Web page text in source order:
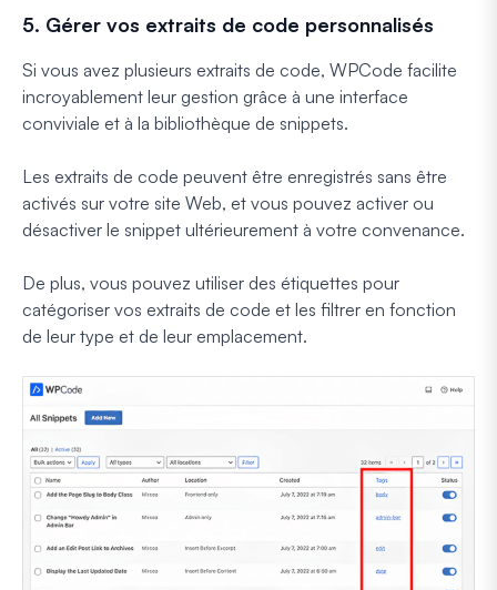
5. Gérer vos extraits de code personnalisés
Si vous avez plusieurs extraits de code, WPCode facilite
incroyablement leur gestion grâce à une interface
conviviale et à la bibliothèque de snippets.
Les extraits de code peuvent être enregistrés sans être
activés sur votre site Web, et vous pouvez activer ou
désactiver le snippet ultérieurement à votre convenance.
De plus, vous pouvez utiliser des étiquettes pour
catégoriser vos extraits de code et les filtrer en fonction
de leur type et de leur emplacement.